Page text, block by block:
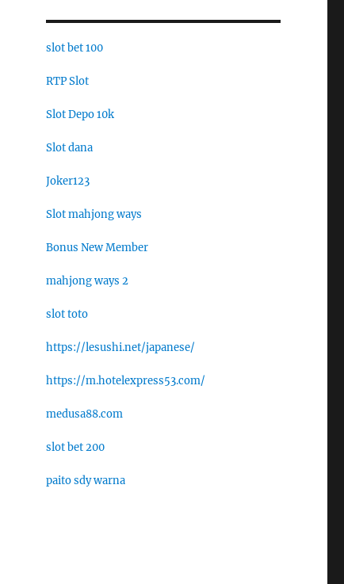
slot bet 100
RTP Slot
Slot Depo 10k
Slot dana
Joker123
Slot mahjong ways
Bonus New Member
mahjong ways 2
slot toto
https://lesushi.net/japanese/
https://m.hotelexpress53.com/
medusa88.com
slot bet 200
paito sdy warna